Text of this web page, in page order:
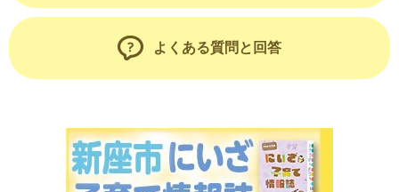
よくある質問と回答